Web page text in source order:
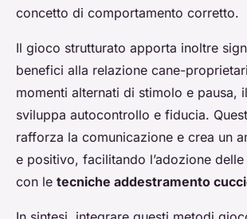
concetto di comportamento corretto.
Il gioco strutturato apporta inoltre
benefici alla relazione cane-
momenti alternati di stimolo e pausa,
sviluppa autocontrollo e fiducia.
rafforza la comunicazione e crea un
e positivo, facilitando l’adozione
con le tecniche addestramento